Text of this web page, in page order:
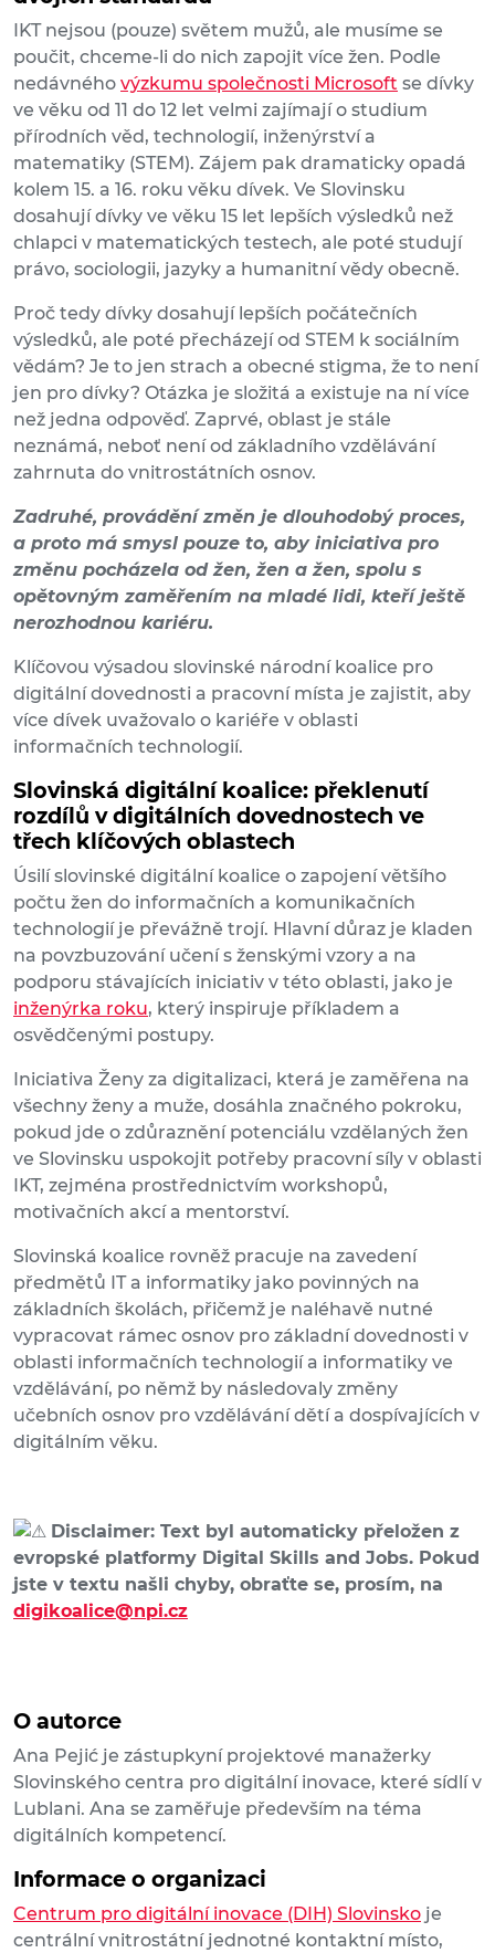
IKT nejsou (pouze) světem mužů, ale musíme se
poučit, chceme-li do nich zapojit více žen. Podle
nedávného výzkumu společnosti Microsoft se dívky
ve věku od 11 do 12 let velmi zajímají o studium
přírodních věd, technologií, inženýrství a
matematiky (STEM). Zájem pak dramaticky opadá
kolem 15. a 16. roku věku dívek. Ve Slovinsku
dosahují dívky ve věku 15 let lepších výsledků než
chlapci v matematických testech, ale poté studují
právo, sociologii, jazyky a humanitní vědy obecně.
Proč tedy dívky dosahují lepších počátečních
výsledků, ale poté přecházejí od STEM k sociálním
vědám? Je to jen strach a obecné stigma, že to není
jen pro dívky? Otázka je složitá a existuje na ní více
než jedna odpověď. Zaprvé, oblast je stále
neznámá, neboť není od základního vzdělávání
zahrnuta do vnitrostátních osnov.
Zadruhé, provádění změn je dlouhodobý proces,
a proto má smysl pouze to, aby iniciativa pro
změnu pocházela od žen, žen a žen, spolu s
opětovným zaměřením na mladé lidi, kteří ještě
nerozhodnou kariéru.
Klíčovou výsadou slovinské národní koalice pro
digitální dovednosti a pracovní místa je zajistit, aby
více dívek uvažovalo o kariéře v oblasti
informačních technologií.
Slovinská digitální koalice: překlenutí
rozdílů v digitálních dovednostech ve
třech klíčových oblastech
Úsilí slovinské digitální koalice o zapojení většího
počtu žen do informačních a komunikačních
technologií je převážně trojí. Hlavní důraz je kladen
na povzbuzování učení s ženskými vzory a na
podporu stávajících iniciativ v této oblasti, jako je
inženýrka roku, který inspiruje příkladem a
osvědčenými postupy.
Iniciativa Ženy za digitalizaci, která je zaměřena na
všechny ženy a muže, dosáhla značného pokroku,
pokud jde o zdůraznění potenciálu vzdělaných žen
ve Slovinsku uspokojit potřeby pracovní síly v oblasti
IKT, zejména prostřednictvím workshopů,
motivačních akcí a mentorství.
Slovinská koalice rovněž pracuje na zavedení
předmětů IT a informatiky jako povinných na
základních školách, přičemž je naléhavě nutné
vypracovat rámec osnov pro základní dovednosti v
oblasti informačních technologií a informatiky ve
vzdělávání, po němž by následovaly změny
učebních osnov pro vzdělávání dětí a dospívajících v
digitálním věku.
Disclaimer: Text byl automaticky přeložen z
evropské platformy Digital Skills and Jobs. Pokud
jste v textu našli chyby, obraťte se, prosím, na
digikoalice@npi.cz
O autorce
Ana Pejić je zástupkyní projektové manažerky
Slovinského centra pro digitální inovace, které sídlí v
Lublani. Ana se zaměřuje především na téma
digitálních kompetencí.
Informace o organizaci
Centrum pro digitální inovace (DIH) Slovinsko je
centrální vnitrostátní jednotné kontaktní místo,